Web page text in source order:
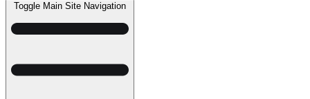
Toggle Main Site Navigation